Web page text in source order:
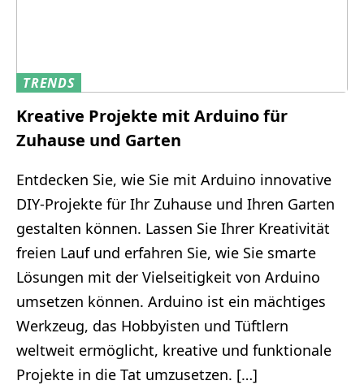
TRENDS
Kreative Projekte mit Arduino für
Zuhause und Garten
Entdecken Sie, wie Sie mit Arduino innovative
DIY-Projekte für Ihr Zuhause und Ihren Garten
gestalten können. Lassen Sie Ihrer Kreativität
freien Lauf und erfahren Sie, wie Sie smarte
Lösungen mit der Vielseitigkeit von Arduino
umsetzen können. Arduino ist ein mächtiges
Werkzeug, das Hobbyisten und Tüftlern
weltweit ermöglicht, kreative und funktionale
Projekte in die Tat umzusetzen. […]